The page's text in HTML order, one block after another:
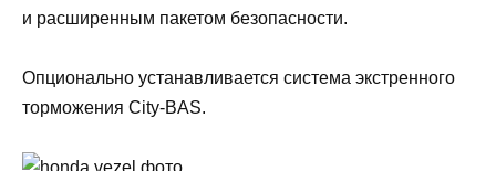
и расширенным пакетом безопасности.
Опционально устанавливается система экстренного
торможения City-BAS.